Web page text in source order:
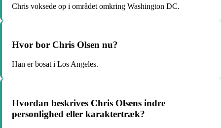
Chris voksede op i området omkring Washington DC.
Hvor bor Chris Olsen nu?
Han er bosat i Los Angeles.
Hvordan beskrives Chris Olsens indre
personlighed eller karaktertræk?